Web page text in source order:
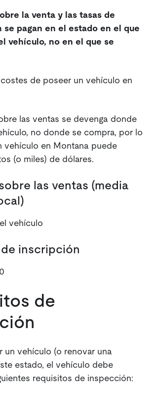
la venta y las tasas de
se pagan en el estado en el que
vehículo, no en el que se
de poseer un vehículo en
las ventas se devenga donde
no donde se compra, por lo
vehículo en Montana puede
(o miles) de dólares.
las ventas (media
vehículo
inscripción
de
un vehículo (o renovar una
estado, el vehículo debe
requisitos de inspección: